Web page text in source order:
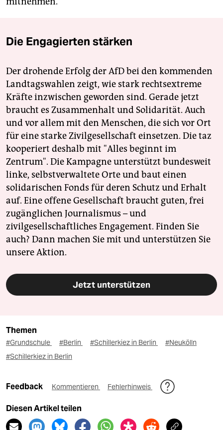
Die Engagierten stärken
Der drohende Erfolg der AfD bei den kommenden
Landtagswahlen zeigt, wie stark rechtsextreme
Kräfte inzwischen geworden sind. Gerade jetzt
braucht es Zusammenhalt und Solidarität. Auch
und vor allem mit den Menschen, die sich vor Ort
für eine starke Zivilgesellschaft einsetzen. Die taz
kooperiert deshalb mit "Alles beginnt im
Zentrum". Die Kampagne unterstützt bundesweit
linke, selbstverwaltete Orte und baut einen
solidarischen Fonds für deren Schutz und Erhalt
auf. Eine offene Gesellschaft braucht guten, frei
zugänglichen Journalismus – und
zivilgesellschaftliches Engagement. Finden Sie
auch? Dann machen Sie mit und unterstützen Sie
unsere Aktion.
Jetzt unterstützen
Themen
#Grundschule #Berlin #Schillerkiez in Berlin
#Neukölln
#Schillerkiez in Berlin
Feedback Kommentieren Fehlerhinweis
Diesen Artikel teilen